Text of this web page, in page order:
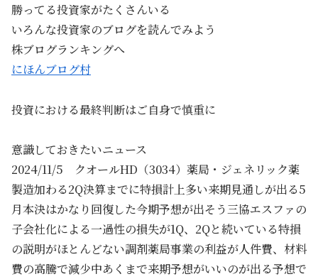
勝ってる投資家がたくさんいる
いろんな投資家のブログを読んでみよう
株ブログランキングへ
にほんブログ村
投資における最終判断はご自身で慎重に
意識しておきたいニュース
2024/11/5 クオールHD（3034）薬局・ジェネリック薬
製造加わる2Q決算までに特損計上多い来期見通しが出る5
月本決はかなり回復した今期予想が出そう三協エスファの
子会社化による一過性の損失が1Q、2Qと続いている特損
の説明がほとんどない調剤薬局事業の利益が人件費、材料
費の高騰で減少中あくまで来期予想がいいのが出る予想で